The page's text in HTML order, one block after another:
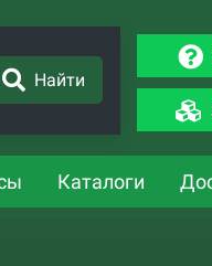
Найти
Каталоги